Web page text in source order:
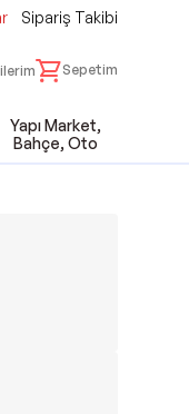
Sipariş Takibi
Sepetim
Yapı Market,
Bahçe, Oto